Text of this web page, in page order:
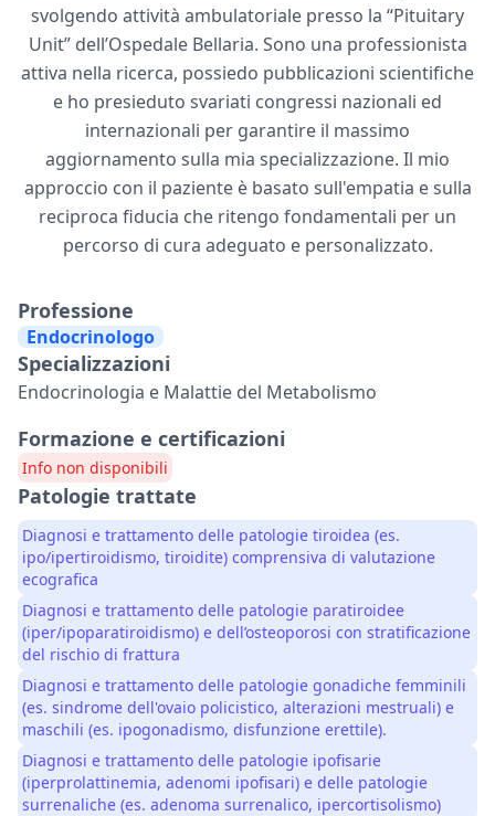
svolgendo attività ambulatoriale presso la “Pituitary
Unit” dell’Ospedale Bellaria. Sono una professionista
attiva nella ricerca, possiedo pubblicazioni scientifiche
e ho presieduto svariati congressi nazionali ed
internazionali per garantire il massimo
aggiornamento sulla mia specializzazione. Il mio
approccio con il paziente è basato sull'empatia e sulla
reciproca fiducia che ritengo fondamentali per un
percorso di cura adeguato e personalizzato.
Professione
Endocrinologo
Specializzazioni
Endocrinologia e Malattie del Metabolismo
Formazione e certificazioni
Info non disponibili
Patologie trattate
Diagnosi e trattamento delle patologie tiroidea (es.
ipo/ipertiroidismo, tiroidite) comprensiva di valutazione
ecografica
Diagnosi e trattamento delle patologie paratiroidee
(iper/ipoparatiroidismo) e dell’osteoporosi con stratificazione
del rischio di frattura
Diagnosi e trattamento delle patologie gonadiche femminili
(es. sindrome dell'ovaio policistico, alterazioni mestruali) e
maschili (es. ipogonadismo, disfunzione erettile).
Diagnosi e trattamento delle patologie ipofisarie
(iperprolattinemia, adenomi ipofisari) e delle patologie
surrenaliche (es. adenoma surrenalico, ipercortisolismo)